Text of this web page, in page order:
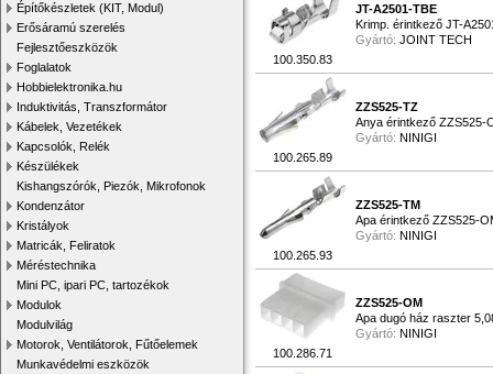
Építőkészletek (KIT, Modul)
Erősáramú szerelés
Fejlesztőeszközök
Foglalatok
Hobbielektronika.hu
Induktivitás, Transzformátor
Kábelek, Vezetékek
Kapcsolók, Relék
Készülékek
Kishangszórók, Piezók, Mikrofonok
Kondenzátor
Kristályok
Matricák, Feliratok
Méréstechnika
Mini PC, ipari PC, tartozékok
Modulok
Modulvilág
Motorok, Ventilátorok, Fűtőelemek
Munkavédelmi eszközök
100.350.83
JT-A2501-TBE
Krimp. érintkező JT-
Gyártó: JOINT TECH
100.265.89
ZZS525-TZ
Anya érintkező ZZS525-
Gyártó: NINIGI
100.265.93
ZZS525-TM
Apa érintkező ZZS525-
Gyártó: NINIGI
100.286.71
ZZS525-OM
Apa dugó ház raszter
Gyártó: NINIGI